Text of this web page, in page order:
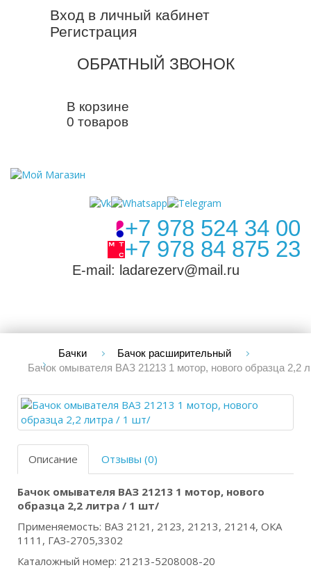
Вход в личный кабинет
Регистрация
ОБРАТНЫЙ ЗВОНОК
В корзине
0 товаров
+7 978 524 34 00
+7 978 84 875 23
E-mail: ladarezerv@mail.ru
Бачки
Бачок расширительный
Бачок омывателя ВАЗ 21213 1 мотор, нового образца 2,2
Описание Отзывы (0)
Бачок омывателя ВАЗ 21213 1 мотор, нового
образца 2,2 литра / 1 шт/
Применяемость: ВАЗ 2121, 2123, 21213, 21214, ОКА
1111, ГАЗ-2705,3302
Каталожный номер: 21213-5208008-20